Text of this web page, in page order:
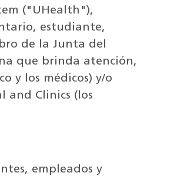
("UHealth"),
estudiante,
de la Junta del
que brinda atención,
y los médicos) y/o
and Clinics (los
empleados y